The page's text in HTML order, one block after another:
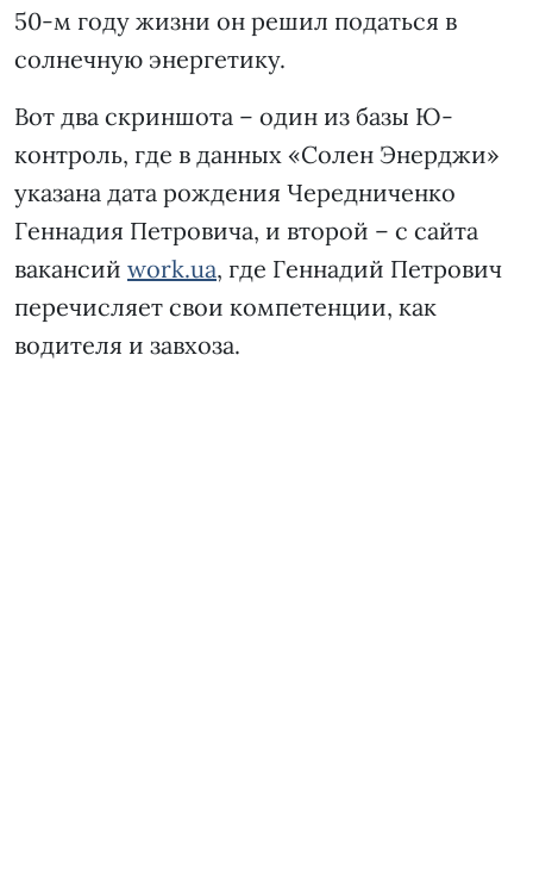
50-м году жизни он решил податься в
солнечную энергетику.
Вот два скриншота – один из базы Ю-
контроль, где в данных «Солен Энерджи»
указана дата рождения Чередниченко
Геннадия Петровича, и второй – с сайта
вакансий work.ua, где Геннадий Петрович
перечисляет свои компетенции, как
водителя и завхоза.